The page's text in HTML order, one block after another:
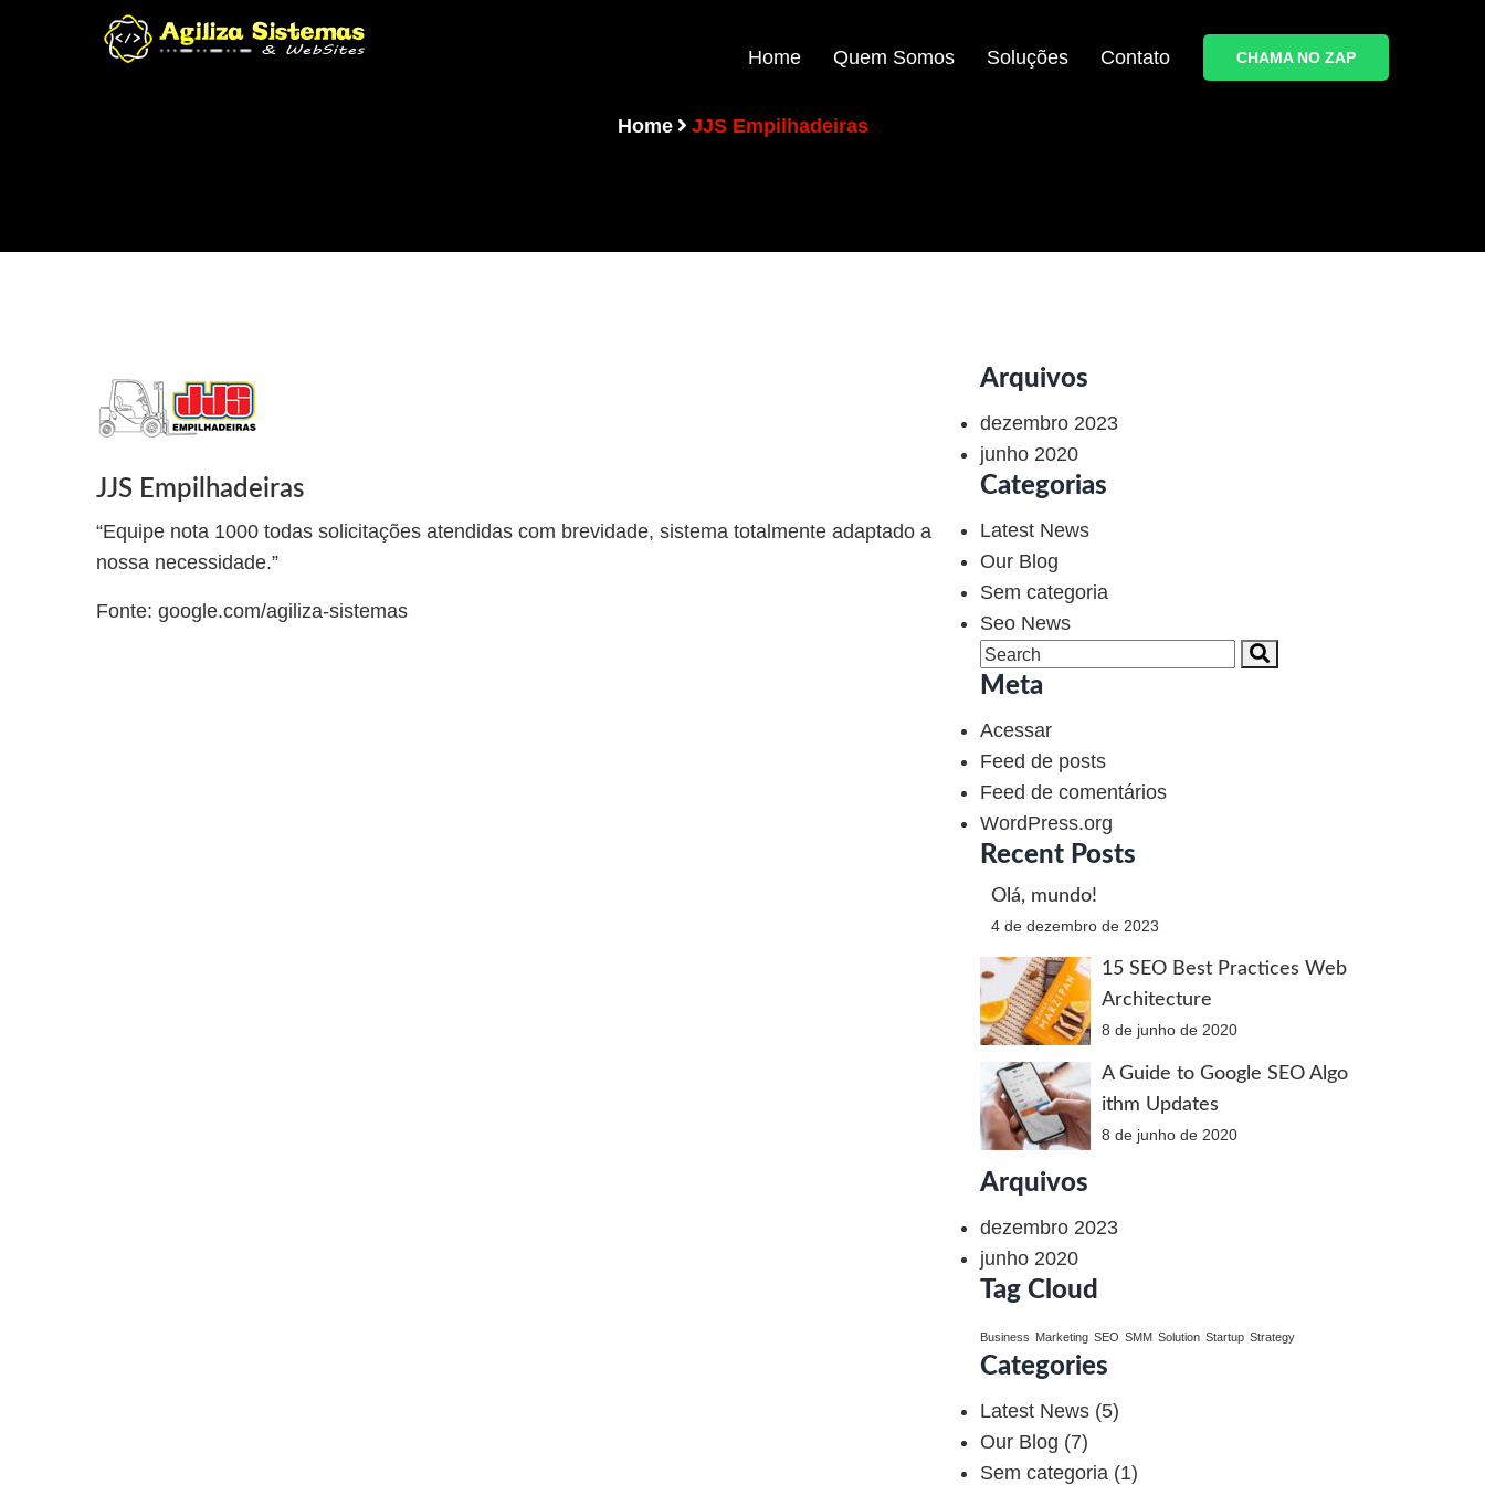
Home Quem Somos Soluções Contato CHAMA NO ZAP
Home JJS Empilhadeiras
JJS Empilhadeiras
“Equipe nota 1000 todas solicitações atendidas com brevidade, sistema totalmente adaptado a
nossa necessidade.”
Fonte: google.com/agiliza-sistemas
Arquivos
dezembro 2023
junho 2020
Categorias
Latest News
Our Blog
Sem categoria
Seo News
Meta
Acessar
Feed de posts
Feed de comentários
WordPress.org
Recent Posts
Olá, mundo!
4 de dezembro de 2023
15 SEO Best Practices Web
Architecture
8 de junho de 2020
A Guide to Google SEO Algo
ithm Updates
8 de junho de 2020
Arquivos
dezembro 2023
junho 2020
Tag Cloud
Business Marketing SEO SMM Solution Startup Strategy
Categories
Latest News (5)
Our Blog (7)
Sem categoria (1)